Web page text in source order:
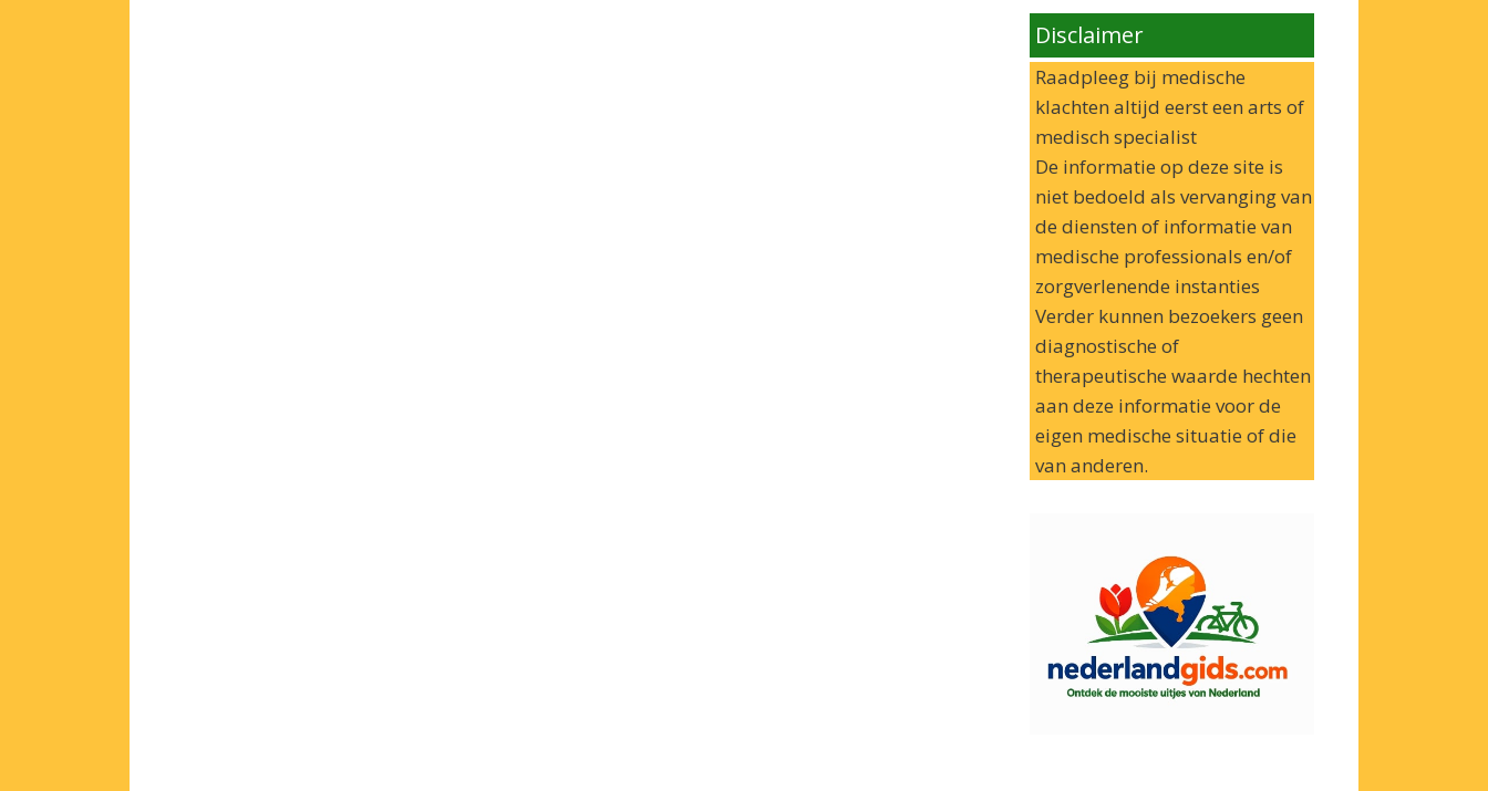
Disclaimer
Raadpleeg bij medische
klachten altijd eerst een arts of
medisch specialist
De informatie op deze site is
niet bedoeld als vervanging van
de diensten of informatie van
medische professionals en/of
zorgverlenende instanties
Verder kunnen bezoekers geen
diagnostische of
therapeutische waarde hechten
aan deze informatie voor de
eigen medische situatie of die
van anderen.